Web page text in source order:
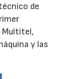
de
Multitel,
y las